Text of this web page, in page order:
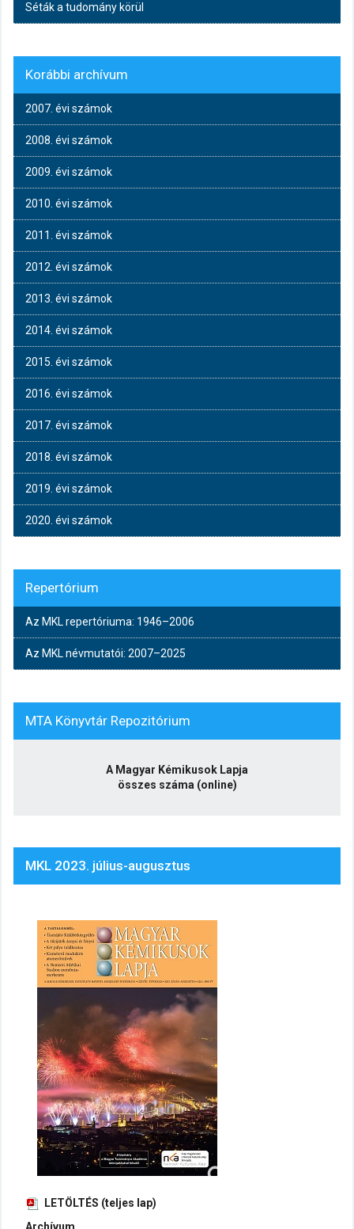
Séták a tudomány körül
Korábbi archívum
2007. évi számok
2008. évi számok
2009. évi számok
2010. évi számok
2011. évi számok
2012. évi számok
2013. évi számok
2014. évi számok
2015. évi számok
2016. évi számok
2017. évi számok
2018. évi számok
2019. évi számok
2020. évi számok
Repertórium
Az MKL repertóriuma: 1946–2006
Az MKL névmutatói: 2007–2025
MTA Könyvtár Repozitórium
A Magyar Kémikusok Lapja
összes száma (online)
MKL 2023. július-augusztus
LETÖLTÉS (teljes lap)